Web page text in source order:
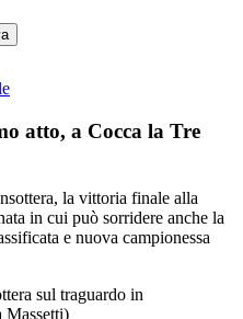
atto, a Cocca la Tre
la vittoria finale alla
in cui può sorridere anche la
e nuova campionessa